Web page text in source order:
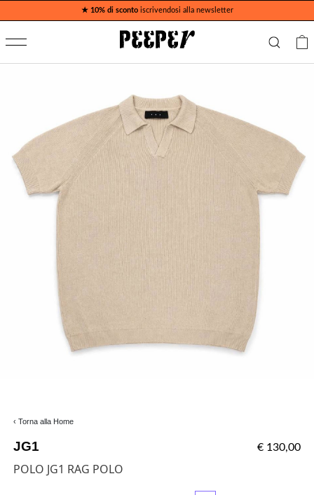
★ 10% di scontoiscrivendosi alla newsletter
‹ Torna alla Home
JG1 € 130,00
POLO JG1 RAG POLO